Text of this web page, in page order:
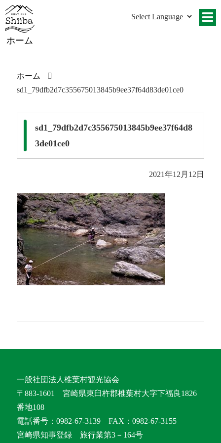
ホーム
ホーム
sd1_79dfb2d7c355675013845b9ee37f64d83de01ce0
sd1_79dfb2d7c355675013845b9ee37f64d8
3de01ce0
2021年12月12日
一般社団法人椎葉村観光協会
〒883-1601 宮崎県東臼杵郡椎葉村大字下福良1826
番地108
電話番号：0982-67-3139 FAX：0982-67-3155
宮崎県知事登録 旅行業第3－164号